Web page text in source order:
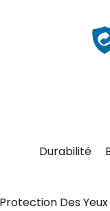
Durabilité
Protection Des Yeux